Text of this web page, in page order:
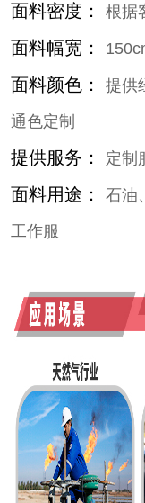
面料密度： 根据
面料幅宽：
面料颜色：
提供
通色定制
提供服务： 定制
面料用途：
石油
工作服